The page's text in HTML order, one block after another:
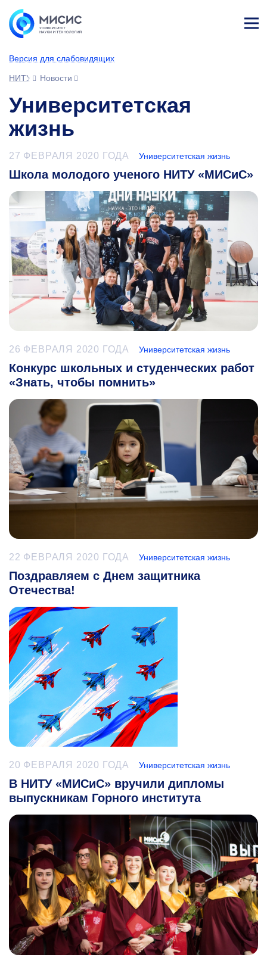
Версия для слабовидящих
НИТУ МИСИС
Новости
Университетская
жизнь
27 ФЕВРАЛЯ 2020 ГОДА Университетская жизнь
Школа молодого ученого НИТУ «МИСиС»
26 ФЕВРАЛЯ 2020 ГОДА Университетская жизнь
Конкурс школьных и студенческих работ
«Знать, чтобы помнить»
22 ФЕВРАЛЯ 2020 ГОДА Университетская жизнь
Поздравляем с Днем защитника
Отечества!
20 ФЕВРАЛЯ 2020 ГОДА Университетская жизнь
В НИТУ «МИСиС» вручили дипломы
выпускникам Горного института